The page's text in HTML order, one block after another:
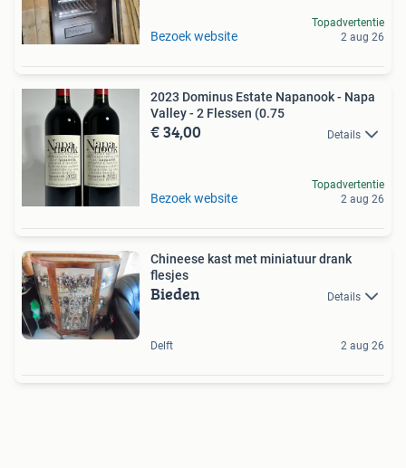
Bezoek website
Topadvertentie
2 aug 26
2023 Dominus Estate Napanook - Napa
Valley - 2 Flessen (0.75
€ 34,00 Details
Bezoek website
Topadvertentie
2 aug 26
Chineese kast met miniatuur drank
flesjes
Bieden Details
Delft 2 aug 26